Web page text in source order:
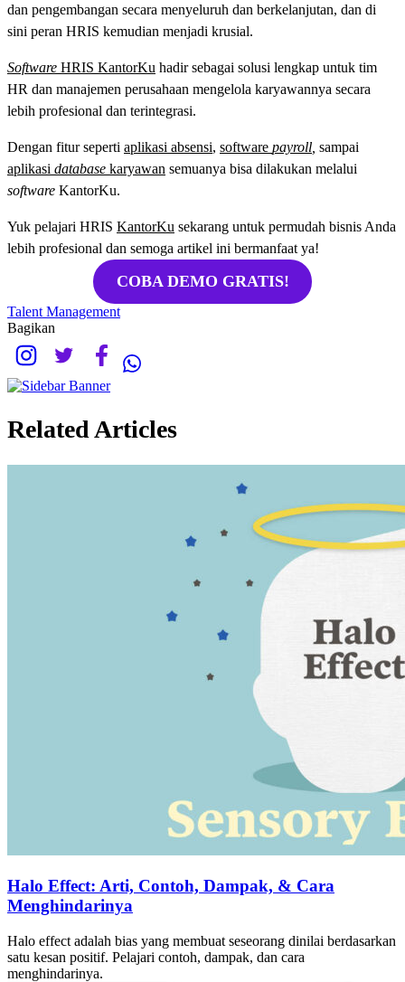
dan pengembangan secara menyeluruh dan berkelanjutan, dan di
sini peran HRIS kemudian menjadi krusial.
Software HRIS KantorKu hadir sebagai solusi lengkap untuk tim
HR dan manajemen perusahaan mengelola karyawannya secara
lebih profesional dan terintegrasi.
Dengan fitur seperti aplikasi absensi, software payroll sampai
aplikasi database karyawan semuanya bisa dilakukan melalui
software KantorKu.
Yuk pelajari HRIS KantorKu sekarang untuk permudah bisnis Anda
lebih profesional dan semoga artikel ini bermanfaat ya!
COBA DEMO GRATIS!
Talent Management
Bagikan
Related Articles
Halo Effect: Arti, Contoh, Dampak, & Cara
Menghindarinya
Halo effect adalah bias yang membuat seseorang dinilai berdasarkan
satu kesan positif. Pelajari contoh, dampak, dan cara
menghindarinya.